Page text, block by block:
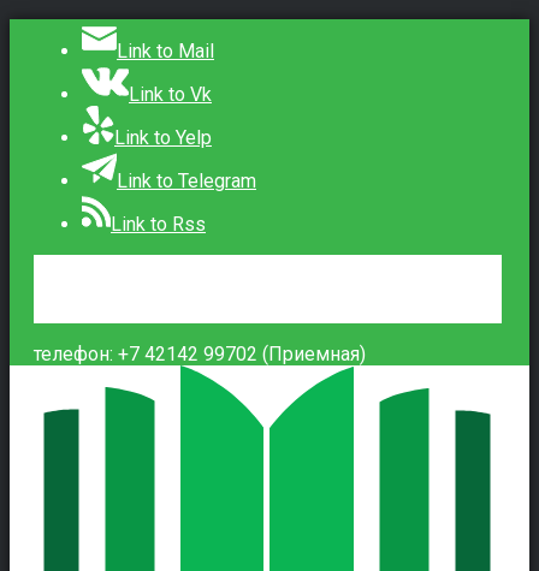
Link to Mail
Link to Vk
Link to Yelp
Link to Telegram
Link to Rss
телефон: +7 42142 99702 (Приемная)